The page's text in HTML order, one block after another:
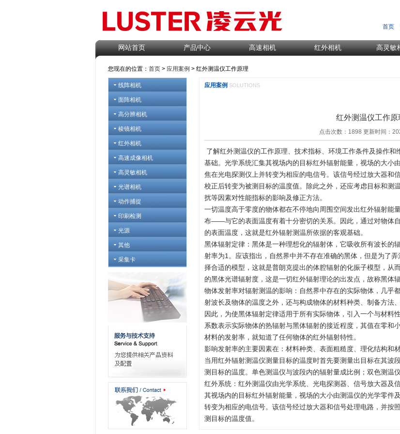
首页
网站首页 产品中心 高速相机 红外相机 高灵敏
您现在的位置： 首页 > 应用案例 > 红外测温仪工作原理
线阵相机
面阵相机
高分辨相机
棱镜相机
红外相机
高速成像相机
高灵敏相机
光谱相机
动作捕捉
印刷检测
光源
其他
采集卡
应用案例 SOLUTIONS
红外测温仪工作原
点击次数：1898 更新时间：
了解红外测温仪的工作原理、技术指标、环境工作条件及操作
基础。光学系统汇集其视场内的目标红外辐射能量，视场的大小
焦在光电探测仪上并转变为相应的电信号。该信号经过放大器和
校正后转变为被测目标的温度值。除此之外，还应考虑目标和测
扰等因素对性能指标的影响及修正方法。
一切温度高于零度的物体都在不停地向周围空间发出红外辐射能
布——与它的表面温度有着十分密切的关系。因此，通过对物体
的表面温度，这就是红外辐射测温所依据的客观基础。
黑体辐射定律：黑体是一种理想化的辐射体，它吸收所有波长的
射率为1。应该指出，自然界中并不存在准确的黑体，但是为了
择合适的模型，这就是普朗克提出的体腔辐射的化振子模型，从
的黑体光谱辐射度，这是一切红外辐射理论的出发点，故称黑体辐
物体发射率对辐射测温的影响：自然界中存在的实际物体，几乎
射波长及物体的温度之外，还与构成物体的材料种类、制备方法
因此，为使黑体辐射定律适用于所有实际物体，引入一个与材料
系数表示实际物体的热辐射与黑体辐射的接近程度，其值在零和
材料的发射率，就知道了任何物体的红外辐射特性。
影响发射率的主要因素在：材料种类、表面粗糙度、理化结构和材
当用红外辐射测温仪测量目标的温度时首先要测量出目标在其波
测目标的温度。单色测温仪与波段内的辐射量成比例；双色测温
红外系统：红外测温仪由光学系统、光电探测器、信号放大器及
其视场内的目标红外辐射能量，视场的大小由测温仪的光学零件
转变为相应的电信号。该信号经过放大器和信号处理电路，并按
测目标的温度值。